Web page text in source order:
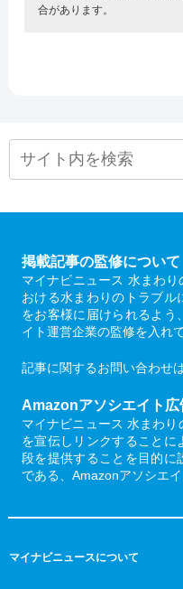
合があります。
掲載記事の監修について
マイナビニュース 水まわ
おける水まわりのトラブル
をお客様に届けられるよう
イト運営企業の監修を入れ
記事に関するお問い合わせ
Amazonアソシエイト広
マイナビニュース 水まわ
を宣伝しリンクすることに
段を提供することを目的に
である、Amazonアソシエ
マイナビニュースについて